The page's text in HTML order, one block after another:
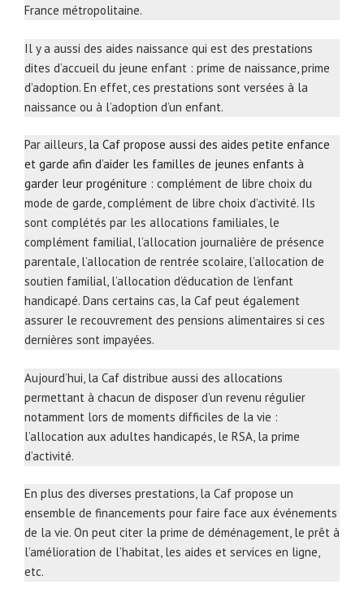
France métropolitaine.
Il y a aussi des aides naissance qui est des prestations
dites d’accueil du jeune enfant : prime de naissance, prime
d’adoption. En effet, ces prestations sont versées à la
naissance ou à l’adoption d’un enfant.
Par ailleurs, la Caf propose aussi des aides petite enfance
et garde afin d’aider les familles de jeunes enfants à
garder leur progéniture : complément de libre choix du
mode de garde, complément de libre choix d’activité. Ils
sont complétés par les allocations familiales, le
complément familial, l’allocation journalière de présence
parentale, l’allocation de rentrée scolaire, l’allocation de
soutien familial, l’allocation d’éducation de l’enfant
handicapé. Dans certains cas, la Caf peut également
assurer le recouvrement des pensions alimentaires si ces
dernières sont impayées.
Aujourd’hui, la Caf distribue aussi des allocations
permettant à chacun de disposer d’un revenu régulier
notamment lors de moments difficiles de la vie :
l’allocation aux adultes handicapés, le RSA, la prime
d’activité.
En plus des diverses prestations, la Caf propose un
ensemble de financements pour faire face aux événements
de la vie. On peut citer la prime de déménagement, le prêt à
l’amélioration de l’habitat, les aides et services en ligne,
etc.